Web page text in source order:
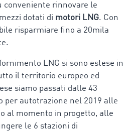
conveniente rinnovare le
dotati di motori LNG. Con
risparmiare fino a 20mila
LNG si sono estese in
il territorio europeo ed
siamo passati dalle 43
per autotrazione nel 2019 alle
al momento in progetto, alle
le 6 stazioni di